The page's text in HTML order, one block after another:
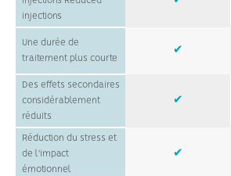
injections
Une durée de
traitement plus courte
✔
Des effets secondaires
considérablement
réduits
✔
Réduction du stress et
de l'impact
émotionnel
✔